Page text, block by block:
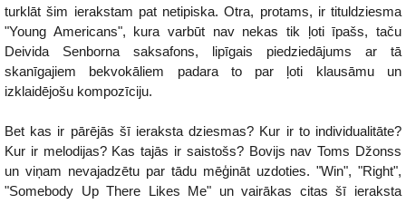
turklāt šim ierakstam pat netipiska. Otra, protams, ir tituldziesma
"Young Americans", kura varbūt nav nekas tik ļoti īpašs, taču
Deivida Senborna saksafons, lipīgais piedziedājums ar tā
skanīgajiem bekvokāliem padara to par ļoti klausāmu un
izklaidējošu kompozīciju.
Bet kas ir pārējās šī ieraksta dziesmas? Kur ir to individualitāte?
Kur ir melodijas? Kas tajās ir saistošs? Bovijs nav Toms Džonss
un viņam nevajadzētu par tādu mēģināt uzdoties. "Win", "Right",
"Somebody Up There Likes Me" un vairākas citas šī ieraksta